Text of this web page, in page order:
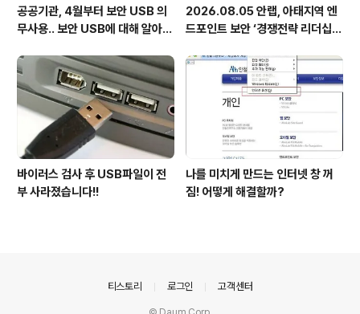
공공기관, 4월부터 보안 USB 의
무사용.. 보안 USB에 대해 알아봅
2026.08.05 안랩, 아태지역 엔
드포인트 보안 ‘경쟁전략 리더십’
바이러스 검사 후 USB파일이 전
부 사라졌습니다!!
나를 미치게 만드는 인터넷 창 꺼
짐! 어떻게 해결할까?
티스토리 로그인 고객센터